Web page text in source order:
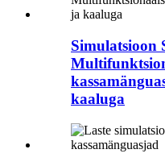
Simulatsioon
kaaluga